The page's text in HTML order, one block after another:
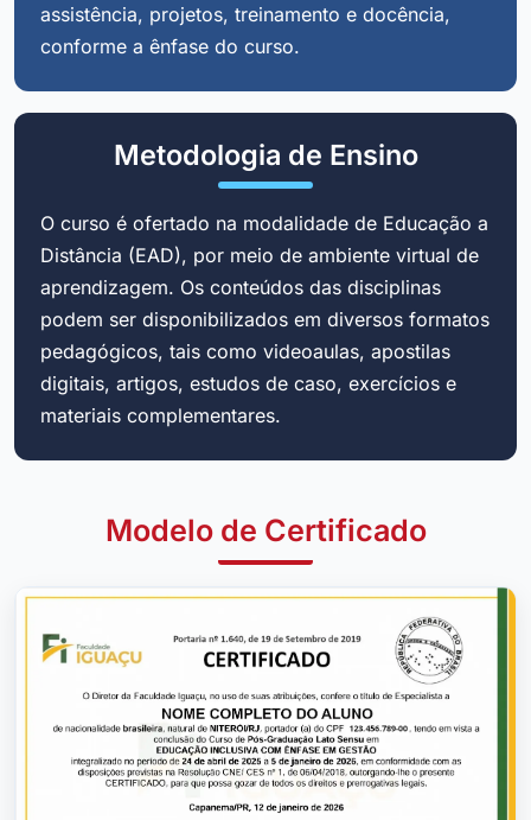
assistência, projetos, treinamento e docência,
conforme a ênfase do curso.
Metodologia de Ensino
O curso é ofertado na modalidade de Educação a
Distância (EAD), por meio de ambiente virtual de
aprendizagem. Os conteúdos das disciplinas
podem ser disponibilizados em diversos formatos
pedagógicos, tais como videoaulas, apostilas
digitais, artigos, estudos de caso, exercícios e
materiais complementares.
Modelo de Certificado